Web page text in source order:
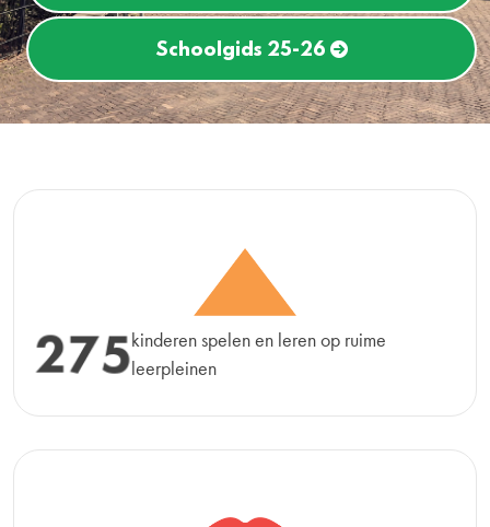
Schoolgids 25-26
Schoolgids 25-26
Schoolgids 25-26
275kinderen spelen en leren op ruime
leerpleinen